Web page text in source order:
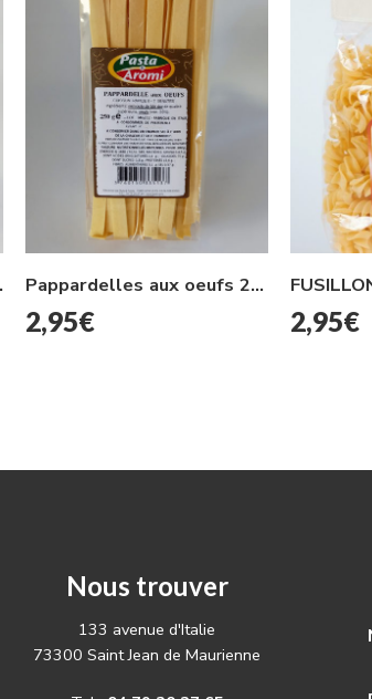
Pappardelles aux oeufs 250g
2,95€ 2,95€
Nous trouver
133 avenue d'Italie
73300 Saint Jean de Maurienne